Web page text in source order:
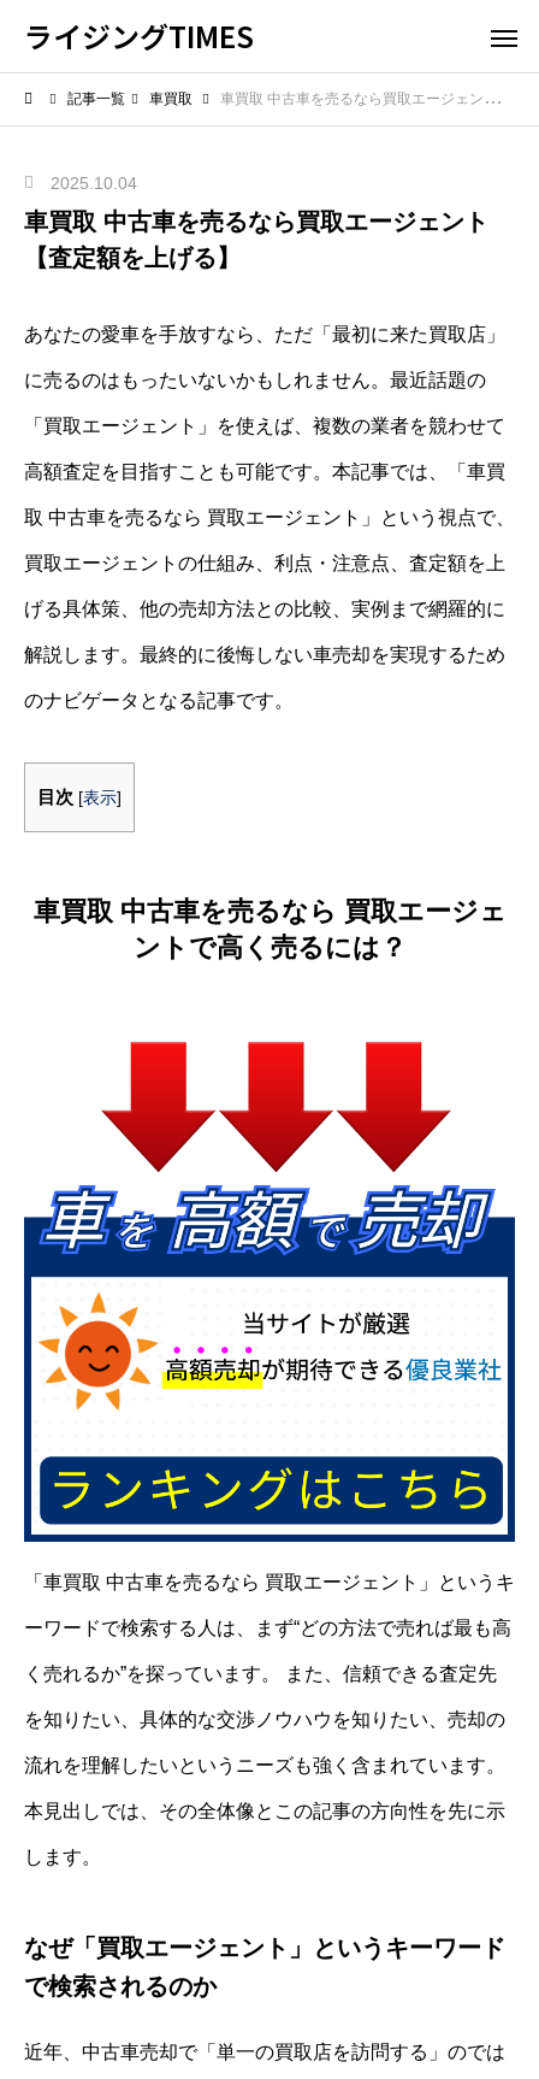
ライジングTIMES
記事一覧 車買取 車買取 中古車を売るなら買取エージェント【査定額を上げる】
2025.10.04
車買取 中古車を売るなら買取エージェント
【査定額を上げる】
あなたの愛車を手放すなら、ただ「最初に来た買取店」
に売るのはもったいないかもしれません。最近話題の
「買取エージェント」を使えば、複数の業者を競わせて
高額査定を目指すことも可能です。本記事では、「車買
取 中古車を売るなら 買取エージェント」という視点で、
買取エージェントの仕組み、利点・注意点、査定額を上
げる具体策、他の売却方法との比較、実例まで網羅的に
解説します。最終的に後悔しない車売却を実現するため
のナビゲータとなる記事です。
目次 [表示]
車買取 中古車を売るなら 買取エージェ
ントで高く売るには？
「車買取 中古車を売るなら 買取エージェント」というキ
ーワードで検索する人は、まず“どの方法で売れば最も高
く売れるか”を探っています。 また、信頼できる査定先
を知りたい、具体的な交渉ノウハウを知りたい、売却の
流れを理解したいというニーズも強く含まれています。
本見出しでは、その全体像とこの記事の方向性を先に示
します。
なぜ「買取エージェント」というキーワード
で検索されるのか
近年、中古車売却で「単一の買取店を訪問する」のでは